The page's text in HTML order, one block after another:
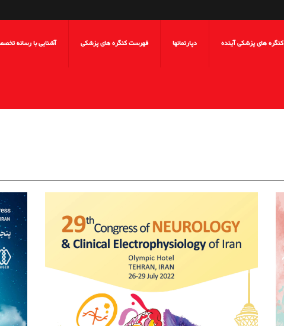
کنگره های پزشکی آینده دپارتمانها فهرست کنگره های پزشکی آشنایی با رسانه